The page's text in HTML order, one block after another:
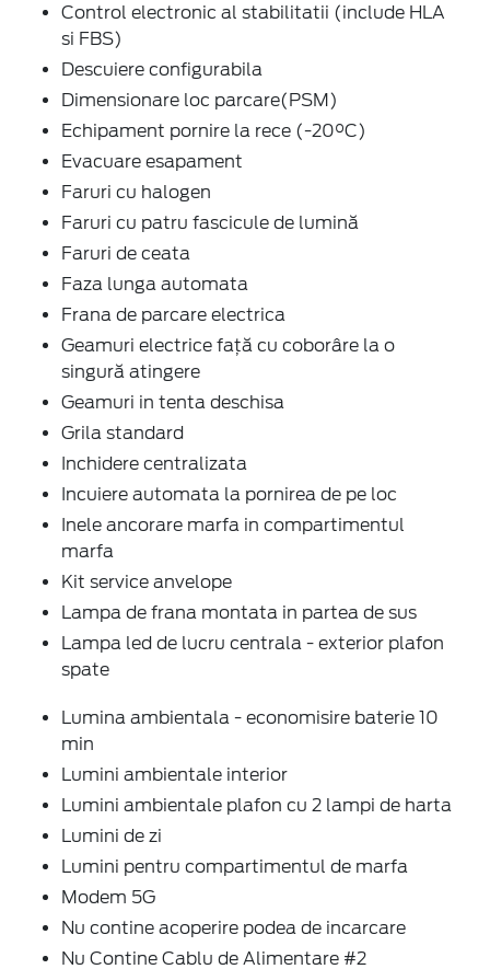
Control electronic al stabilitatii (include HLA
si FBS)
Descuiere configurabila
Dimensionare loc parcare(PSM)
Echipament pornire la rece (-20°C)
Evacuare esapament
Faruri cu halogen
Faruri cu patru fascicule de lumină
Faruri de ceata
Faza lunga automata
Frana de parcare electrica
Geamuri electrice faţă cu coborâre la o
singură atingere
Geamuri in tenta deschisa
Grila standard
Inchidere centralizata
Incuiere automata la pornirea de pe loc
Inele ancorare marfa in compartimentul
marfa
Kit service anvelope
Lampa de frana montata in partea de sus
Lampa led de lucru centrala - exterior plafon
spate
Lumina ambientala - economisire baterie 10
min
Lumini ambientale interior
Lumini ambientale plafon cu 2 lampi de harta
Lumini de zi
Lumini pentru compartimentul de marfa
Modem 5G
Nu contine acoperire podea de incarcare
Nu Contine Cablu de Alimentare #2